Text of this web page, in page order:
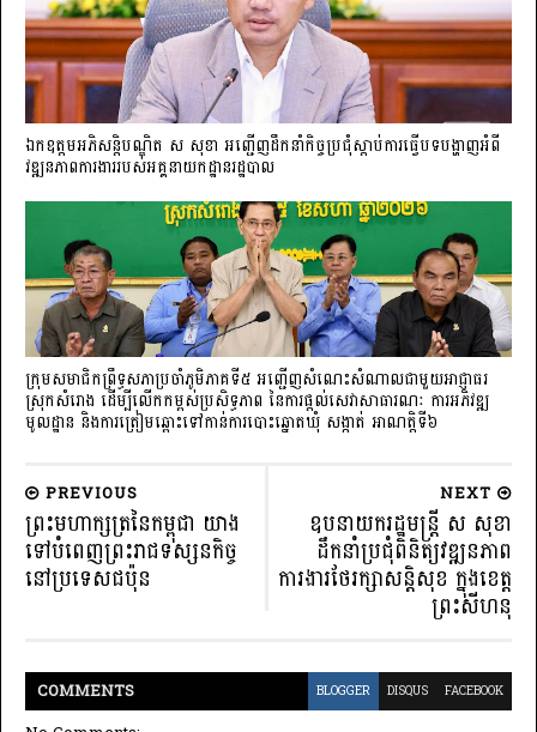
ឯកឧត្តមអភិសន្តិបណ្ឌិត ស សុខា អញ្ជើញដឹកនាំកិច្ចប្រជុំស្តាប់ការធ្វើបទបង្ហាញអំពី
វឌ្ឍនភាពការងាររបស់អគ្គនាយកដ្ឋានរដ្ឋបាល
ក្រុមសមាជិកព្រឹទ្ធសភាប្រចាំភូមិភាគទី៥ អញ្ជើញសំណេះសំណាលជាមួយអាជ្ញាធរ
ស្រុកសំរោង ដើម្បីលើកកម្ពស់ប្រសិទ្ធភាព នៃការផ្តល់សេវាសាធារណៈ ការអភិវឌ្ឍ
មូលដ្ឋាន និងការត្រៀមឆ្ពោះទៅកាន់ការបោះឆ្នោតឃុំ សង្កាត់ អាណត្តិទី៦
NEXT
ឧបនាយករដ្ឋមន្ដ្រី ស សុខា
ដឹកនាំប្រជុំពិនិត្យវឌ្ឍនភាព
ការងារថែរក្សាសន្ដិសុខ ក្នុងខេត្ត
ព្រះសីហនុ
PREVIOUS
ព្រះមហាក្សត្រនៃកម្ពុជា យាង
ទៅបំពេញព្រះរាជទស្សនកិច្ច
នៅប្រទេសជប៉ុន
COMMENTS BLOGGER DISQUS FACEBOOK